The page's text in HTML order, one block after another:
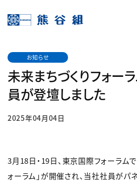
お知らせ
未来まちづくりフォー
員が登壇しました
2025年04月04日
3月18日・19日、東京国際フォーラム
ォーラム」が開催され、当社社員がパ